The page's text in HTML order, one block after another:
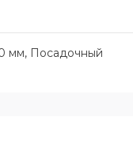
мм, Посадочный